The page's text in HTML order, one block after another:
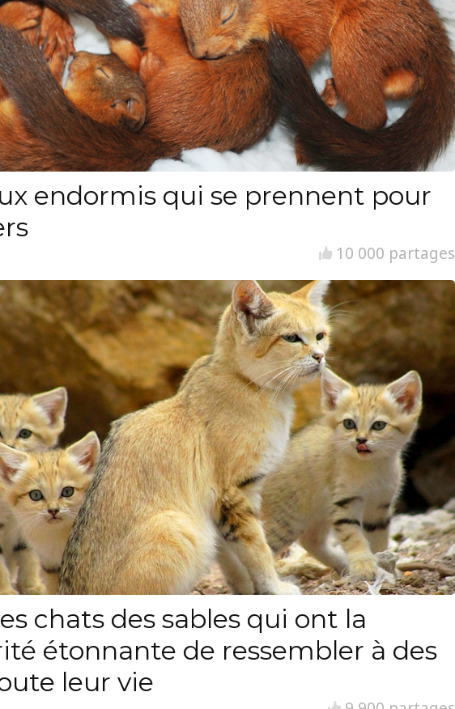
endormis qui se prennent pour
10 000 partages
chats des sables qui ont la
étonnante de ressembler à des
leur vie